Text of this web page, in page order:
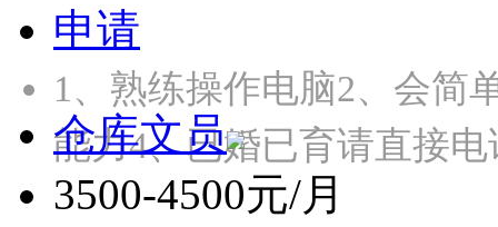
申请
1、熟练操作电脑2、会简
能力4、已婚已育请直接
仓库文员
3500-4500元/月